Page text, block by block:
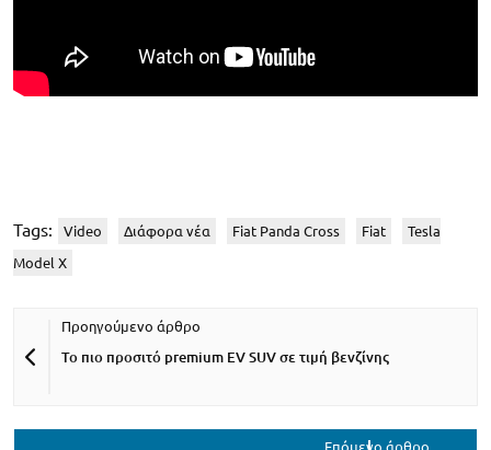
Tags: Video Διάφορα νέα Fiat Panda Cross Fiat Tesla
Model X
Το πιο προσιτό premium EV SUV σε τιμή βενζίνης